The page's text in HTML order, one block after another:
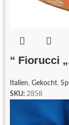
“ Fiorucci
Italien, Gekocht,
SKU: 2858